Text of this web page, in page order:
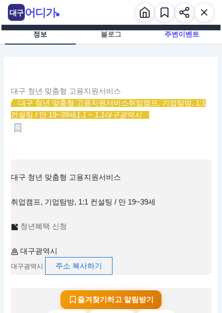
츠
정보 블로그 주변이벤트
대구 청년 맞춤형 고용지원서비스
대구 청년 맞춤형 고용지원서비스취업캠프, 기업탐방, 1:1
컨설팅 / 만 19~39세1.1 ~ 1.1대구광역시
대구 청년 맞춤형 고용지원서비스
취업캠프, 기업탐방, 1:1 컨설팅 / 만 19~39세
청년혜택 신청
대구광역시
대구광역시 주소 복사하기
즐겨찾기하고 알림받기
대구 어디가